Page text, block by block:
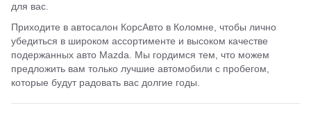
для вас.
Приходите в автосалон КорсАвто в Коломне, чтобы лично
убедиться в широком ассортименте и высоком качестве
подержанных авто Mazda. Мы гордимся тем, что можем
предложить вам только лучшие автомобили с пробегом,
которые будут радовать вас долгие годы.